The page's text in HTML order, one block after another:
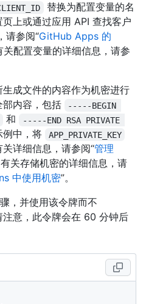
替换为配置变量的名
上或通过应用 API 查找客户
请参阅“GitHub Apps 的
关配置变量的详细信息，请参
成文件的内容作为机密进行
内容，包括
-----BEGIN
和
-----END RSA PRIVATE
例中，将 APP_PRIVATE_KEY
详细信息，请参阅“管理
关存储机密的详细信息，请
中使用机密”。
，并使用该令牌而不
注意，此令牌会在 60 分钟后